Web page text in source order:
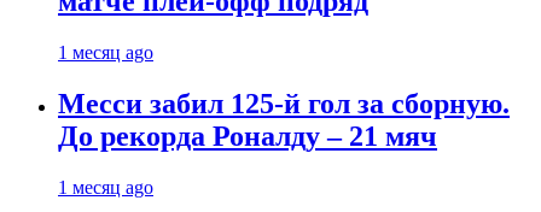
1 месяц ago
Месси забил 125-й гол за сборную.
До рекорда Роналду – 21 мяч
1 месяц ago